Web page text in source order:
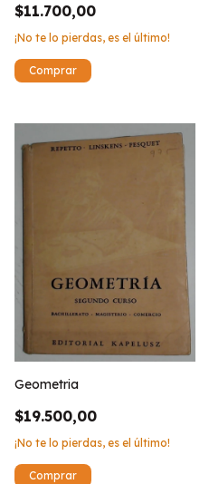
$11.700,00
¡No te lo pierdas, es el último!
Geometria
$19.500,00
¡No te lo pierdas, es el último!